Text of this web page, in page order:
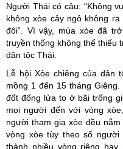
Người Thái có câu: “Không
không xòe cây ngô không
đôi”. Vì vậy, múa xòe đã
truyền thống không thể thiếu
dân tộc Thái.
Lễ hội Xòe chiêng của dân
mồng 1 đến 15 tháng
đốt đống lửa to ở bãi trống
mọi người đến với vòng
người tham gia xòe đều
vòng xòe tùy theo số
thành nhiều vòng riêng